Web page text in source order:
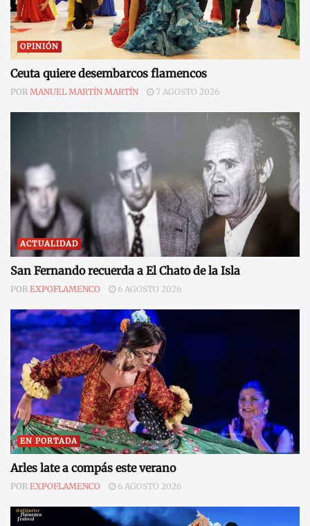
OPINIÓN
Ceuta quiere desembarcos flamencos
POR MANUEL MARTÍN MARTÍN 7 AGOSTO 2026
ACTUALIDAD
San Fernando recuerda a El Chato de la Isla
POR EXPOFLAMENCO 6 AGOSTO 2026
EN PORTADA
Arles late a compás este verano
POR EXPOFLAMENCO 6 AGOSTO 2026